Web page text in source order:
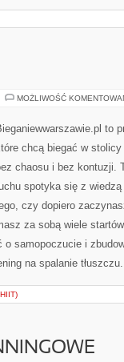
MOŻLIWOŚĆ
to
chcą biegać w
chaosu i bez kontuzji.
spotyka się z
czy dopiero
za sobą wiele
samopoczucie i
na spalanie